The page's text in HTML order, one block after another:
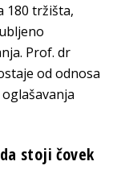
180 tržišta,
Prof. dr
od odnosa
stoji čovek